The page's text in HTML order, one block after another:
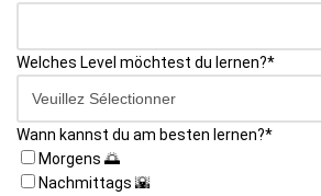
Welches Level möchtest du lernen?*
Wann kannst du am besten lernen?*
Morgens 🌅
Nachmittags 🌇